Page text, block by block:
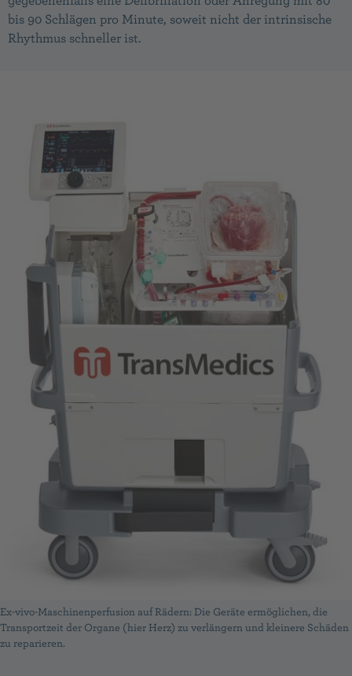
bis 90 Schlägen pro Minute, soweit nicht der intrinsische
Rhythmus schneller ist.
Ex-vivo-Maschinenperfusion auf Rädern: Die Geräte ermöglichen, die
Transportzeit der Organe (hier Herz) zu verlängern und kleinere Schäden
zu reparieren.